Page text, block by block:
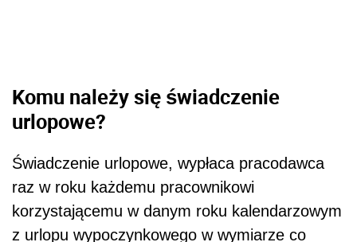
Komu należy się świadczenie
urlopowe?
Świadczenie urlopowe, wypłaca pracodawca
raz w roku każdemu pracownikowi
korzystającemu w danym roku kalendarzowym
z urlopu wypoczynkowego w wymiarze co